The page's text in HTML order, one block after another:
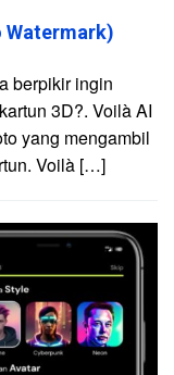
Watermark)
berpikir ingin
3D?. Voilà AI
yang mengambil
Voilà […]